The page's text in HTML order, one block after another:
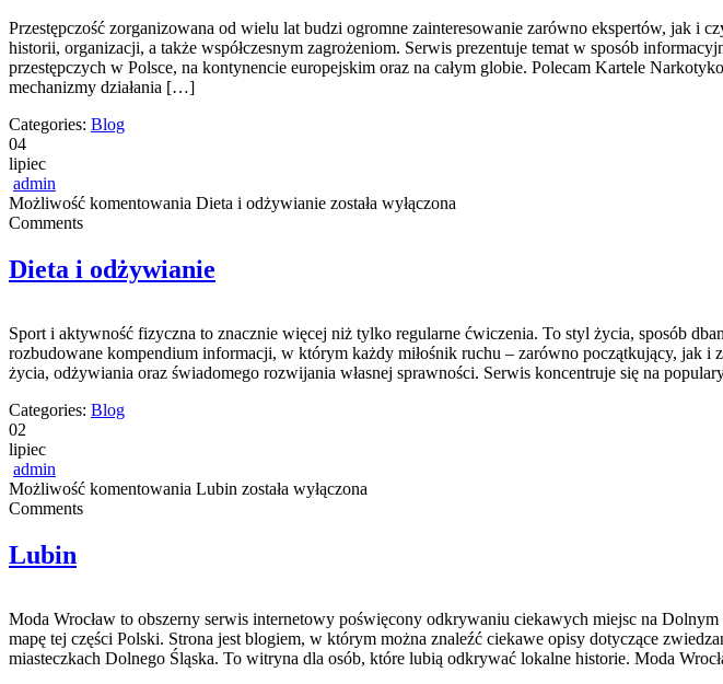
Przestępczość zorganizowana od wielu lat budzi ogromne zainteresowanie zarówno ekspertów, jak i
historii, organizacji, a także współczesnym zagrożeniom. Serwis prezentuje temat w sposób
przestępczych w Polsce, na kontynencie europejskim oraz na całym globie. Polecam Kartele
mechanizmy działania […]
Categories: Blog
04
lipiec
admin
Możliwość komentowania Dieta i odżywianie została wyłączona
Comments
Dieta i odżywianie
Sport i aktywność fizyczna to znacznie więcej niż tylko regularne ćwiczenia. To styl życia, sposób
rozbudowane kompendium informacji, w którym każdy miłośnik ruchu – zarówno początkujący, jak
życia, odżywiania oraz świadomego rozwijania własnej sprawności. Serwis koncentruje się na
Categories: Blog
02
lipiec
admin
Możliwość komentowania Lubin została wyłączona
Comments
Lubin
Moda Wrocław to obszerny serwis internetowy poświęcony odkrywaniu ciekawych miejsc na
mapę tej części Polski. Strona jest blogiem, w którym można znaleźć ciekawe opisy dotyczące
miasteczkach Dolnego Śląska. To witryna dla osób, które lubią odkrywać lokalne historie. Moda